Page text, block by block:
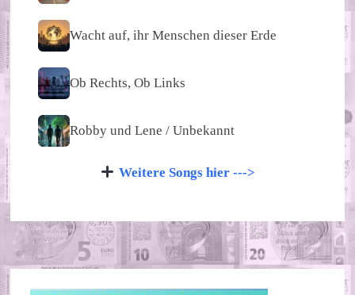
Wacht auf, ihr Menschen dieser Erde
Ob Rechts, Ob Links
Robby und Lene / Unbekannt
Weitere Songs hier --->